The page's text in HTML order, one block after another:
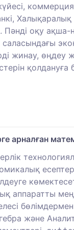
Пәнді оқу ақша-
жинау, өңдеу
қолдануға
арналған
аппаратты
бөлімдермен
және